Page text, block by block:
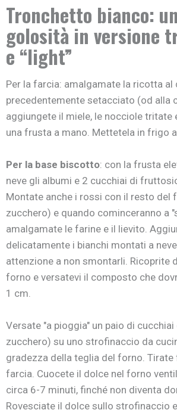
Tronchetto bianco:
golosità in versione
e “light”
Per la farcia: amalgamate la ricotta al
precedentemente setacciato (od alla
aggiungete il miele, le nocciole tritate
una frusta a mano. Mettetela in frigo
Per la base biscotto: con la frusta
neve gli albumi e 2 cucchiai di
Montate anche i rossi con il resto del
zucchero) e quando cominceranno a
amalgamate le farine e il lievito.
delicatamente i bianchi montati a
attenzione a non smontarli. Ricoprite
forno e versatevi il composto che
1 cm.
Versate "a pioggia" un paio di
zucchero) su uno strofinaccio da
gradezza della teglia del forno.
farcia. Cuocete il dolce nel forno
circa 6-7 minuti, finché non diventa
Rovesciate il dolce sullo strofinaccio